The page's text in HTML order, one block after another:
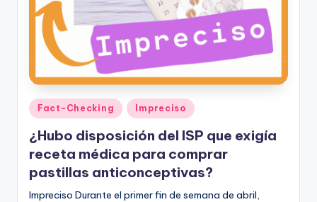
Publicado
en
Fact-Checking Impreciso
¿Hubo disposición del ISP que exigía
receta médica para comprar
pastillas anticonceptivas?
Impreciso Durante el primer fin de semana de abril,